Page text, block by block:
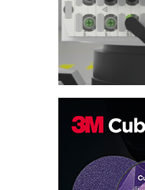
Trajna
Bezbednost